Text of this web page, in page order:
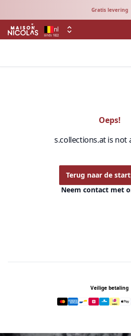
Gratis levering
sinds 1822
nl
Oeps!
s.collections.at is not
Terug naar de
Neem contact met
Veilige betaling